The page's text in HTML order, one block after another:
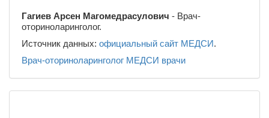
Гагиев Арсен Магомедрасулович - Врач-
оториноларинголог.
Источник данных: официальный сайт МЕДСИ.
Врач-оториноларинголог МЕДСИ врачи